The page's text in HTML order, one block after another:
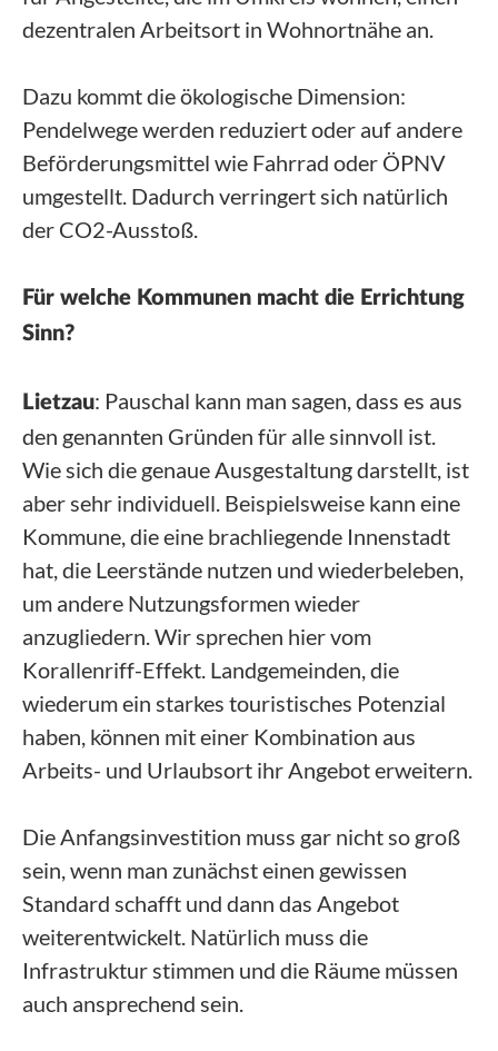
dezentralen Arbeitsort in Wohnortnähe an.
Dazu kommt die ökologische Dimension:
Pendelwege werden reduziert oder auf andere
Beförderungsmittel wie Fahrrad oder ÖPNV
umgestellt. Dadurch verringert sich natürlich
der CO2-Ausstoß.
Für welche Kommunen macht die Errichtung
Sinn?
Lietzau: Pauschal kann man sagen, dass es aus
den genannten Gründen für alle sinnvoll ist.
Wie sich die genaue Ausgestaltung darstellt, ist
aber sehr individuell. Beispielsweise kann eine
Kommune, die eine brachliegende Innenstadt
hat, die Leerstände nutzen und wiederbeleben,
um andere Nutzungsformen wieder
anzugliedern. Wir sprechen hier vom
Korallenriff-Effekt. Landgemeinden, die
wiederum ein starkes touristisches Potenzial
haben, können mit einer Kombination aus
Arbeits- und Urlaubsort ihr Angebot erweitern.
Die Anfangsinvestition muss gar nicht so groß
sein, wenn man zunächst einen gewissen
Standard schafft und dann das Angebot
weiterentwickelt. Natürlich muss die
Infrastruktur stimmen und die Räume müssen
auch ansprechend sein.